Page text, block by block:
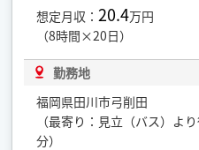
想定月収：20.4万円
（8時間×20日）
勤務地
福岡県田川市弓削田
（最寄り：見立（バス）よ
分）